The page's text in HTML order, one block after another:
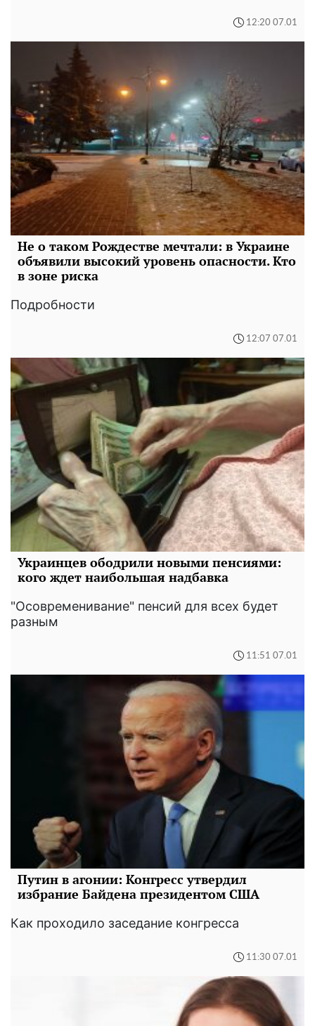
12:20 07.01
Не о таком Рождестве мечтали: в Украине
объявили высокий уровень опасности. Кто
в зоне риска
Подробности
12:07 07.01
Украинцев ободрили новыми пенсиями:
кого ждет наибольшая надбавка
"Осовременивание" пенсий для всех будет
разным
11:51 07.01
Путин в агонии: Конгресс утвердил
избрание Байдена президентом США
Как проходило заседание конгресса
11:30 07.01